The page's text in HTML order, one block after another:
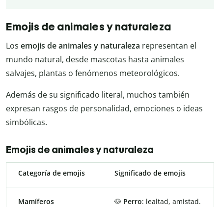
Emojis de animales y naturaleza
Los emojis de animales y naturaleza representan el
mundo natural, desde mascotas hasta animales
salvajes, plantas o fenómenos meteorológicos.
Además de su significado literal, muchos también
expresan rasgos de personalidad, emociones o ideas
simbólicas.
Emojis de animales y naturaleza
Categoría de emojis Significado de emojis
Mamíferos 🐶 Perro: lealtad, amistad.